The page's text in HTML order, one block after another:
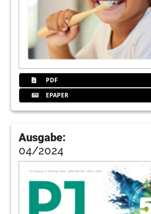
PDF
EPAPER
Ausgabe:
04/2024